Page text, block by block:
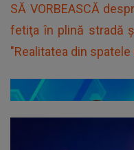
SĂ VORBEASCĂ
fetiţa în plină stradă
"Realitatea din